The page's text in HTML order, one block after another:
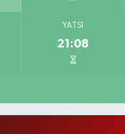
YATSI
21:08